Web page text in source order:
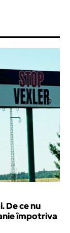
De ce nu
împotriva